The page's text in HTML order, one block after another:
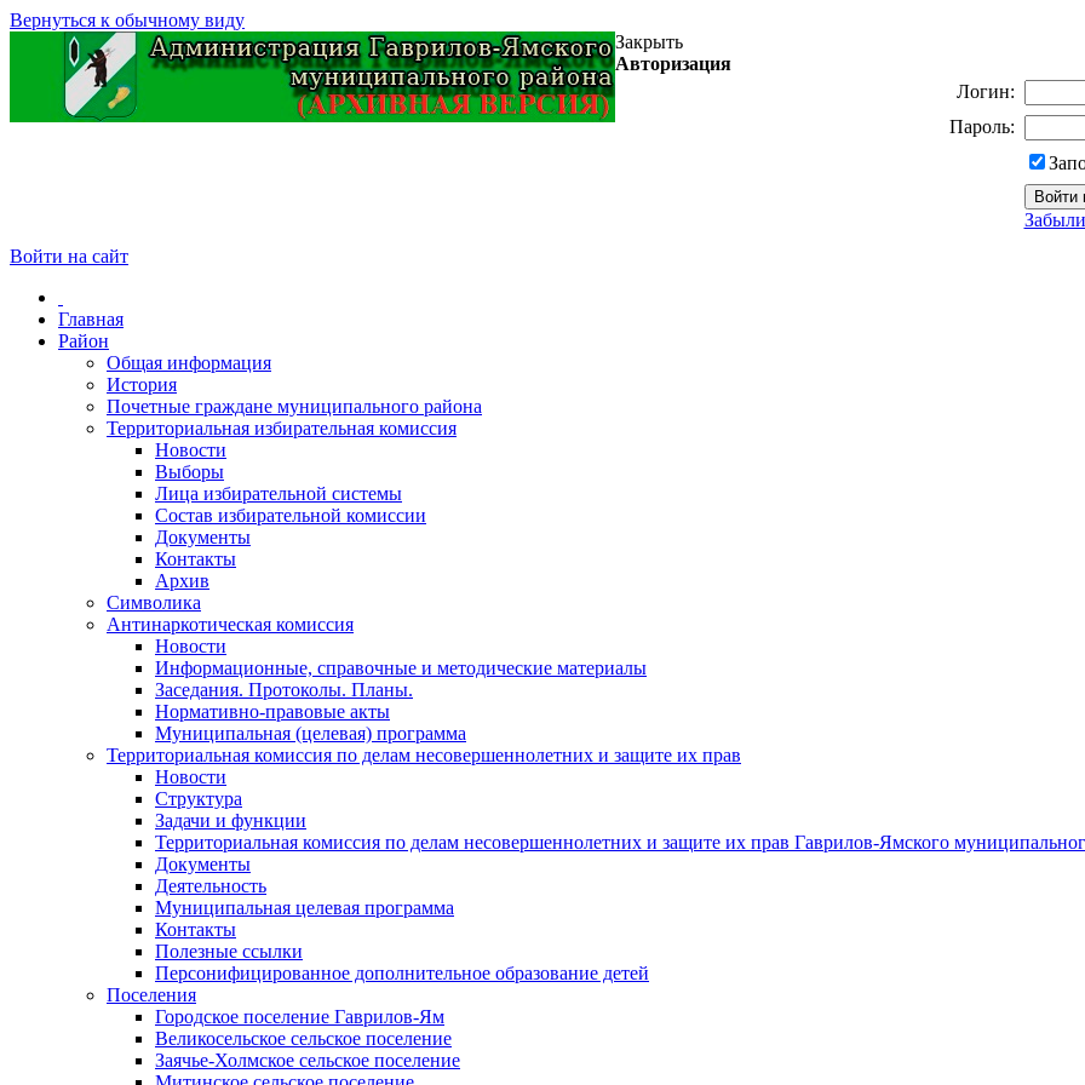
Вернуться к обычному виду
Закрыть
Авторизация
Логин:
Пароль:
Войти на сайт
Главная
Район
Общая информация
История
Почетные граждане муниципального района
Территориальная избирательная комиссия
Новости
Выборы
Лица избирательной системы
Состав избирательной комиссии
Документы
Контакты
Архив
Символика
Антинаркотическая комиссия
Новости
Информационные, справочные и методические материалы
Заседания. Протоколы. Планы.
Нормативно-правовые акты
Муниципальная (целевая) программа
Территориальная комиссия по делам несовершеннолетних и защите их прав
Новости
Структура
Задачи и функции
Территориальная комиссия по делам несовершеннолетних и защите их прав Гаврилов-Ямского
Документы
Деятельность
Муниципальная целевая программа
Контакты
Полезные ссылки
Персонифицированное дополнительное образование детей
Поселения
Городское поселение Гаврилов-Ям
Великосельское сельское поселение
Заячье-Холмское сельское поселение